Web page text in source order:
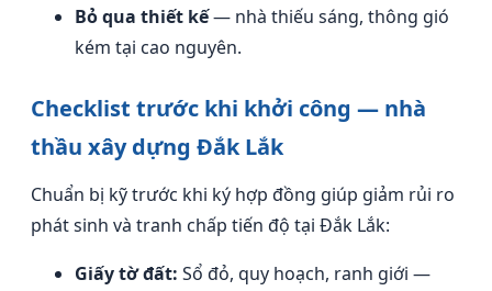
Bỏ qua thiết kế— nhà thiếu sáng, thông gió
kém tại cao nguyên.
Checklist trước khi khởi công — nhà
thầu xây dựng Đắk Lắk
Chuẩn bị kỹ trước khi ký hợp đồng giúp giảm rủi ro
phát sinh và tranh chấp tiến độ tại Đắk Lắk:
Giấy tờ đất: Sổ đỏ, quy hoạch, ranh giới —